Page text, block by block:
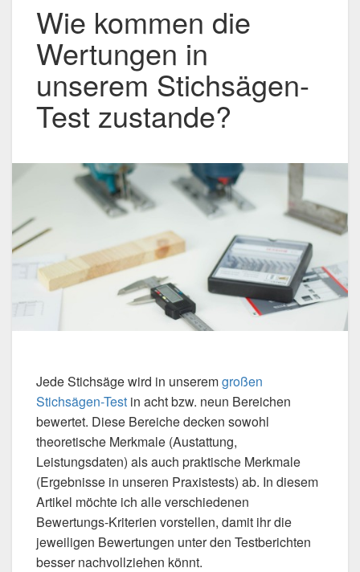
Wie kommen die
Wertungen in
unserem Stichsägen-
Test zustande?
Jede Stichsäge wird in unseremgroßen
Stichsägen-Test in acht bzw. neun Bereichen
bewertet. Diese Bereiche decken sowohl
theoretische Merkmale (Austattung,
Leistungsdaten) als auch praktische Merkmale
(Ergebnisse in unseren Praxistests) ab. In diesem
Artikel möchte ich alle verschiedenen
Bewertungs-Kriterien vorstellen, damit ihr die
jeweiligen Bewertungen unter den Testberichten
besser nachvollziehen könnt.